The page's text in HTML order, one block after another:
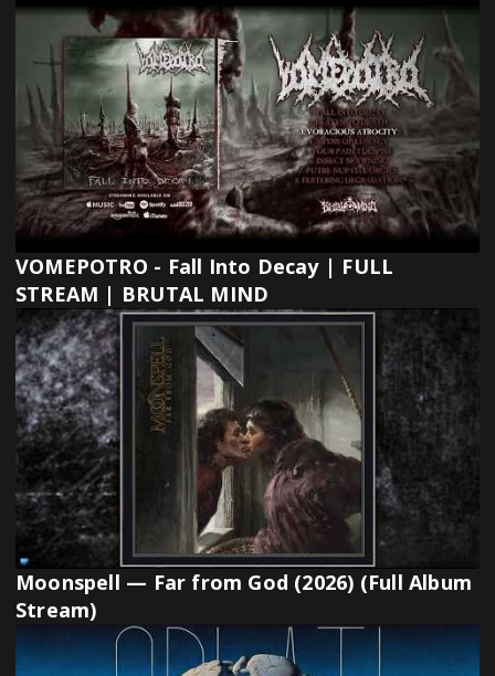
VOMEPOTRO - Fall Into Decay | FULL
STREAM | BRUTAL MIND
Moonspell — Far from God (2026) (Full Album
Stream)